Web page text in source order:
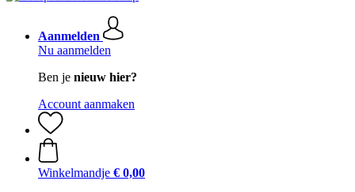
Aanmelden
Nu aanmelden
Ben je nieuw hier?
Account aanmaken
Winkelmandje € 0,00